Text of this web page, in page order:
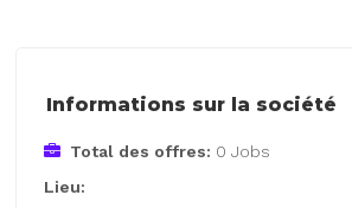
Informations sur la société
Total des offres: 0 Jobs
Lieu: